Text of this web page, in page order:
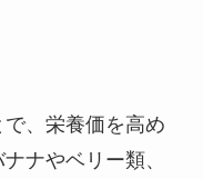
、栄養価を高め
ナやベリー類、